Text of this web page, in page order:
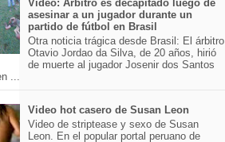
Video: Árbitro es decapitado luego de
asesinar a un jugador durante un
partido de fútbol en Brasil
Otra noticia trágica desde Brasil: El árbitro
Otavio Jordao da Silva, de 20 años, hirió
de muerte al jugador Josenir dos Santos
...
Video hot casero de Susan Leon
Video de striptease y sexo de Susan
Leon. En el popular portal peruano de